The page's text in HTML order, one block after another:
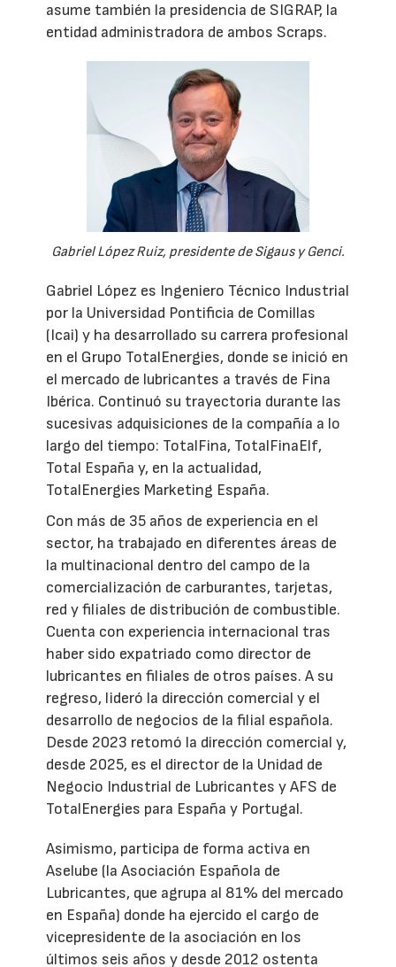
asume también la presidencia de SIGRAP, la
entidad administradora de ambos Scraps.
Gabriel López Ruiz, presidente de Sigaus y Genci.
Gabriel López es Ingeniero Técnico Industrial
por la Universidad Pontificia de Comillas
(Icai) y ha desarrollado su carrera profesional
en el Grupo TotalEnergies, donde se inició en
el mercado de lubricantes a través de Fina
Ibérica. Continuó su trayectoria durante las
sucesivas adquisiciones de la compañía a lo
largo del tiempo: TotalFina, TotalFinaElf,
Total España y, en la actualidad,
TotalEnergies Marketing España.
Con más de 35 años de experiencia en el
sector, ha trabajado en diferentes áreas de
la multinacional dentro del campo de la
comercialización de carburantes, tarjetas,
red y filiales de distribución de combustible.
Cuenta con experiencia internacional tras
haber sido expatriado como director de
lubricantes en filiales de otros países. A su
regreso, lideró la dirección comercial y el
desarrollo de negocios de la filial española.
Desde 2023 retomó la dirección comercial y,
desde 2025, es el director de la Unidad de
Negocio Industrial de Lubricantes y AFS de
TotalEnergies para España y Portugal.
Asimismo, participa de forma activa en
Aselube (la Asociación Española de
Lubricantes, que agrupa al 81% del mercado
en España) donde ha ejercido el cargo de
vicepresidente de la asociación en los
últimos seis años y desde 2012 ostenta